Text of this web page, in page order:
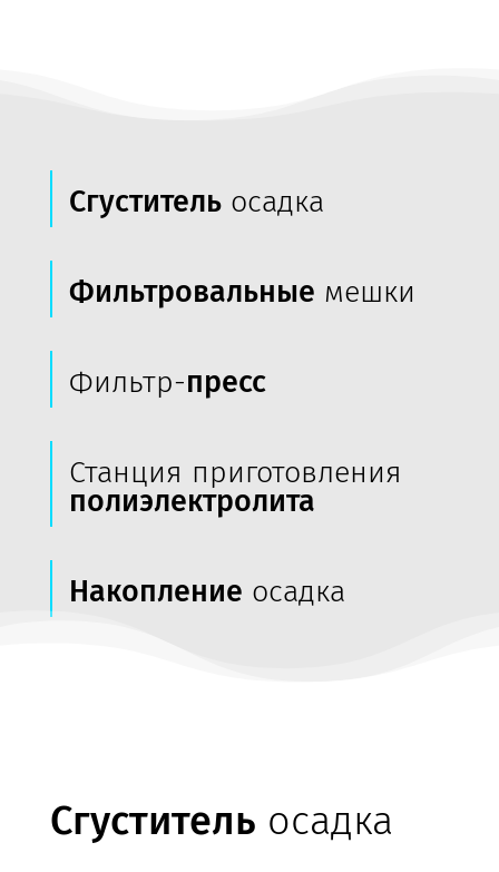
Сгустительосадка
Фильтровальные мешки
Фильтр-пресс
Станция приготовления
полиэлектролита
Накопление осадка
Сгуститель осадка